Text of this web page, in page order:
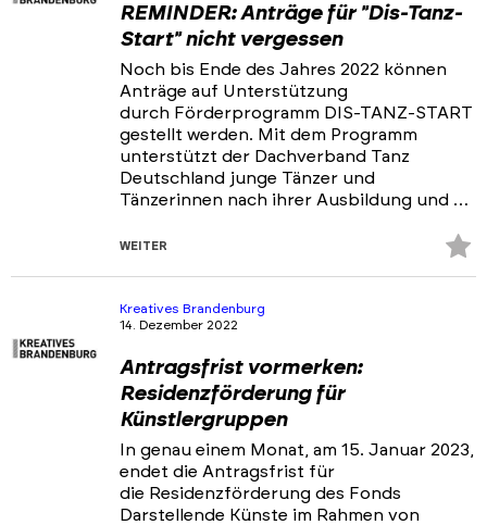
REMINDER: Anträge für "Dis-Tanz-
Start" nicht vergessen
Noch bis Ende des Jahres 2022 können
Anträge auf Unterstützung
durch Förderprogramm DIS-TANZ-START
gestellt werden. Mit dem Programm
unterstützt der Dachverband Tanz
Deutschland junge Tänzer und
Tänzerinnen nach ihrer Ausbildung und …
WEITER
Kreatives Brandenburg
14. Dezember 2022
Antragsfrist vormerken:
Residenzförderung für
Künstlergruppen
In genau einem Monat, am 15. Januar 2023,
endet die Antragsfrist für
die Residenzförderung des Fonds
Darstellende Künste im Rahmen von